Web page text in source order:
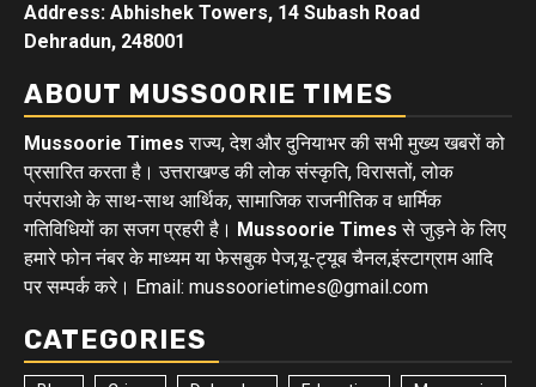
Address: Abhishek Towers, 14 Subash Road
Dehradun, 248001
ABOUT MUSSOORIE TIMES
Mussoorie Times राज्य, देश और दुनियाभर की सभी मुख्य खबरों को
प्रसारित करता है। उत्तराखण्ड की लोक संस्कृति, विरासतों, लोक
परंपराओ के साथ-साथ आर्थिक, सामाजिक राजनीतिक व धार्मिक
गतिविधियों का सजग प्रहरी है। Mussoorie Times से जुड़ने के लिए
हमारे फोन नंबर के माध्यम या फेसबुक पेज,यू-ट्यूब चैनल,इंस्टाग्राम आदि
पर सम्पर्क करे। Email: mussoorietimes@gmail.com
CATEGORIES